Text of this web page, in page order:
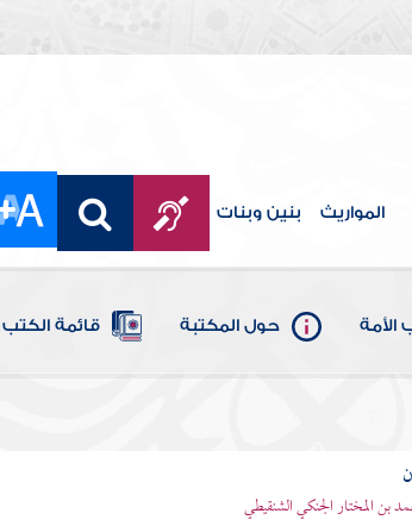
المواريث بنين وبنات
الأمة حول المكتبة قائمة الكتب
بن المختار الجنكي الشنقيطي